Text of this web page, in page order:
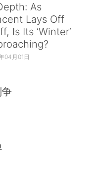
As
Lays Off
Is Its ‘Winter’
04月01日